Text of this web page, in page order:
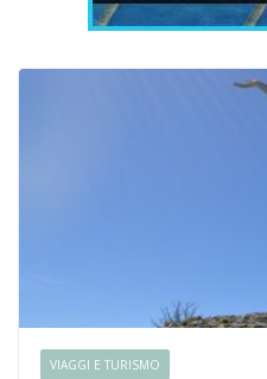
VIAGGI E TURISMO